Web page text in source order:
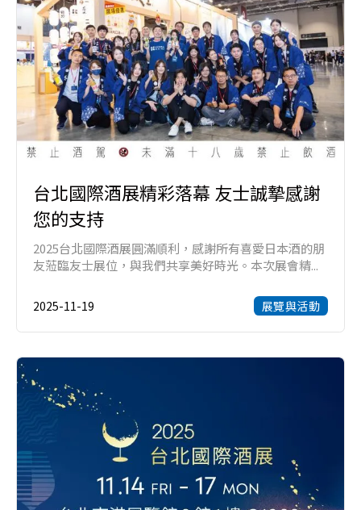
台北國際酒展精彩落幕 友士誠摯感謝
您的支持
2025台北國際酒展圓滿順利，感謝所有喜愛日本酒的朋
友蒞臨友士展位，與我們共享美好時光。本次展會精...
2025-11-19 展覽與活動